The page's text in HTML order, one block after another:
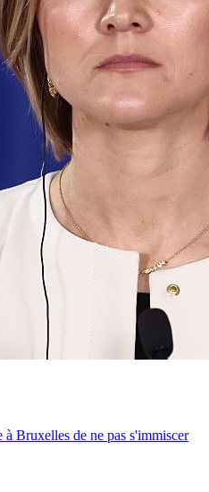
Bruxelles de ne pas s'immiscer